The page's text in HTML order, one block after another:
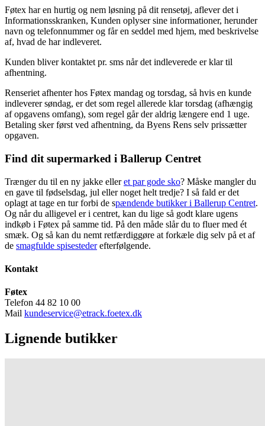
Føtex har en hurtig og nem løsning på dit rensetøj, aflever det i
Informationsskranken, Kunden oplyser sine informationer, herunder
navn og telefonnummer og får en seddel med hjem, med beskrivelse
af, hvad de har indleveret.
Kunden bliver kontaktet pr. sms når det indleverede er klar til
afhentning.
Renseriet afhenter hos Føtex mandag og torsdag, så hvis en kunde
indleverer søndag, er det som regel allerede klar torsdag (afhængig
af opgavens omfang), som regel går der aldrig længere end 1 uge.
Betaling sker først ved afhentning, da Byens Rens selv prissætter
opgaven.
Find dit supermarked i Ballerup Centret
Trænger du til en ny jakke elleret par gode sko? Måske mangler du
en gave til fødselsdag, jul eller noget helt tredje? I så fald er det
oplagt at tage en tur forbi de spændende butikker i Ballerup Centret.
Og når du alligevel er i centret, kan du lige så godt klare ugens
indkøb i Føtex på samme tid. På den måde slår du to fluer med ét
smæk. Og så kan du nemt retfærdiggøre at forkæle dig selv på et af
de smagfulde spisestederefterfølgende.
Kontakt
Føtex
Telefon 44 82 10 00
Mail kundeservice@etrack.foetex.dk
Lignende butikker